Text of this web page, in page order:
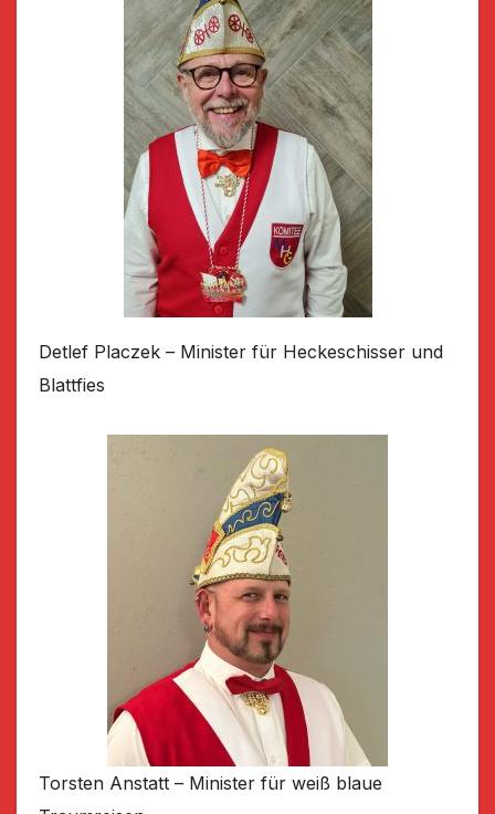
Detlef Placzek – Minister für Heckeschisser und
Blattfies
Torsten Anstatt – Minister für weiß blaue